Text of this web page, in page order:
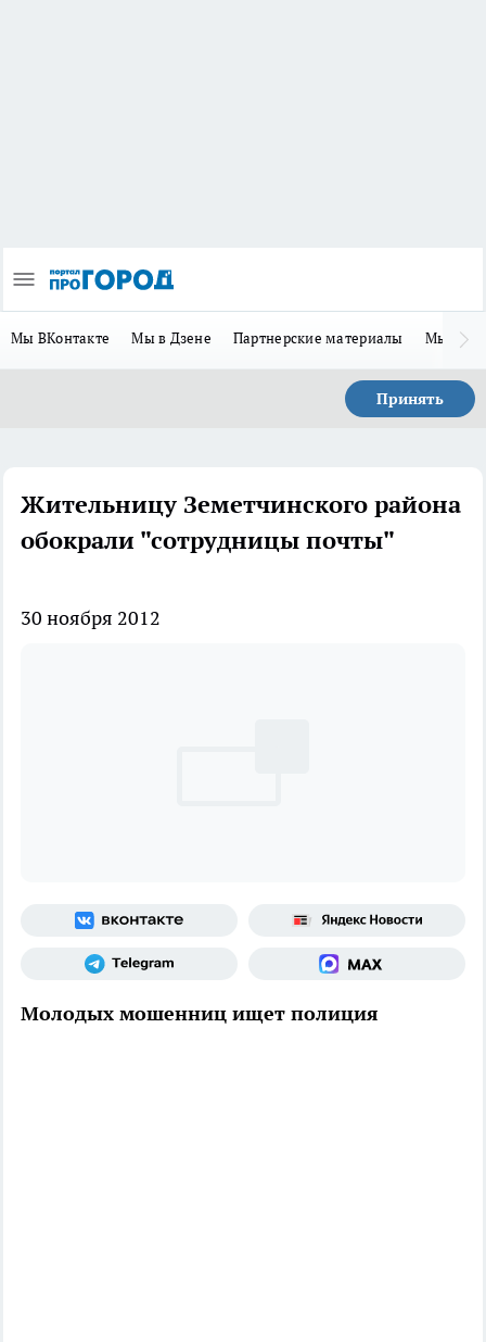
Мы ВКонтакте Мы в Дзене Партнерские материалы Мы в
Принять
Жительницу Земетчинского района
обокрали "сотрудницы почты"
30 ноября 2012
Молодых мошенниц ищет полиция